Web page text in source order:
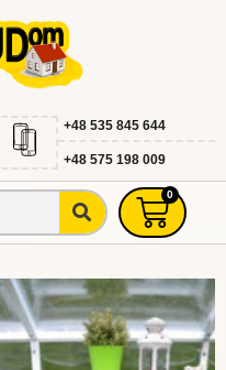
+48 535 845 644
+48 575 198 009
0